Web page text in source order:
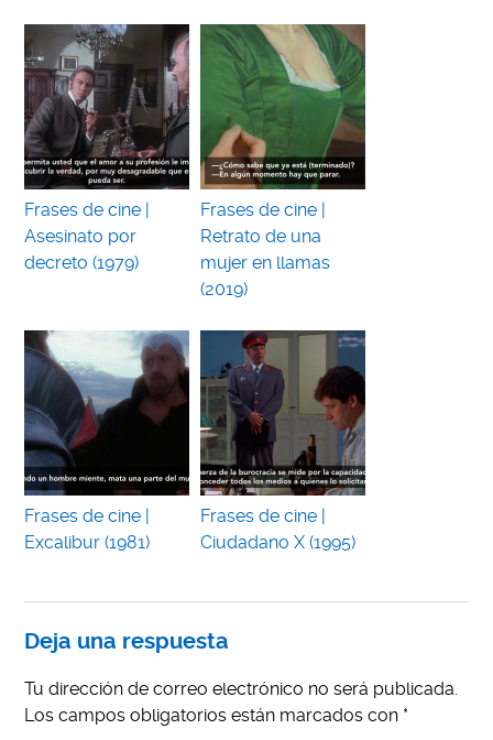
Frases de cine |
Asesinato por
decreto (1979)
Frases de cine |
Retrato de una
mujer en llamas
(2019)
Frases de cine |
Excalibur (1981)
Frases de cine |
Ciudadano X (1995)
Deja una respuesta
Tu dirección de correo electrónico no será publicada.
Los campos obligatorios están marcados con *